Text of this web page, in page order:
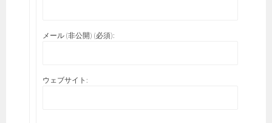
メール (非公開) (必須):
ウェブサイト: